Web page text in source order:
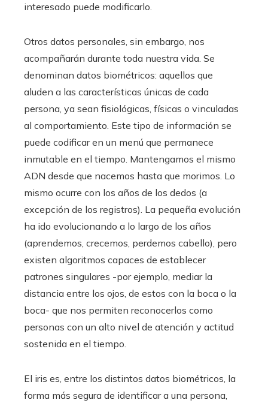
interesado puede modificarlo.
Otros datos personales, sin embargo, nos
acompañarán durante toda nuestra vida. Se
denominan datos biométricos: aquellos que
aluden a las características únicas de cada
persona, ya sean fisiológicas, físicas o vinculadas
al comportamiento. Este tipo de información se
puede codificar en un menú que permanece
inmutable en el tiempo. Mantengamos el mismo
ADN desde que nacemos hasta que morimos. Lo
mismo ocurre con los años de los dedos (a
excepción de los registros). La pequeña evolución
ha ido evolucionando a lo largo de los años
(aprendemos, crecemos, perdemos cabello), pero
existen algoritmos capaces de establecer
patrones singulares -por ejemplo, mediar la
distancia entre los ojos, de estos con la boca o la
boca- que nos permiten reconocerlos como
personas con un alto nivel de atención y actitud
sostenida en el tiempo.
El iris es, entre los distintos datos biométricos, la
forma más segura de identificar a una persona,